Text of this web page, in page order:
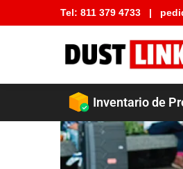
Tel: 811 379 4733 |
Buscar tapete
Inventario de